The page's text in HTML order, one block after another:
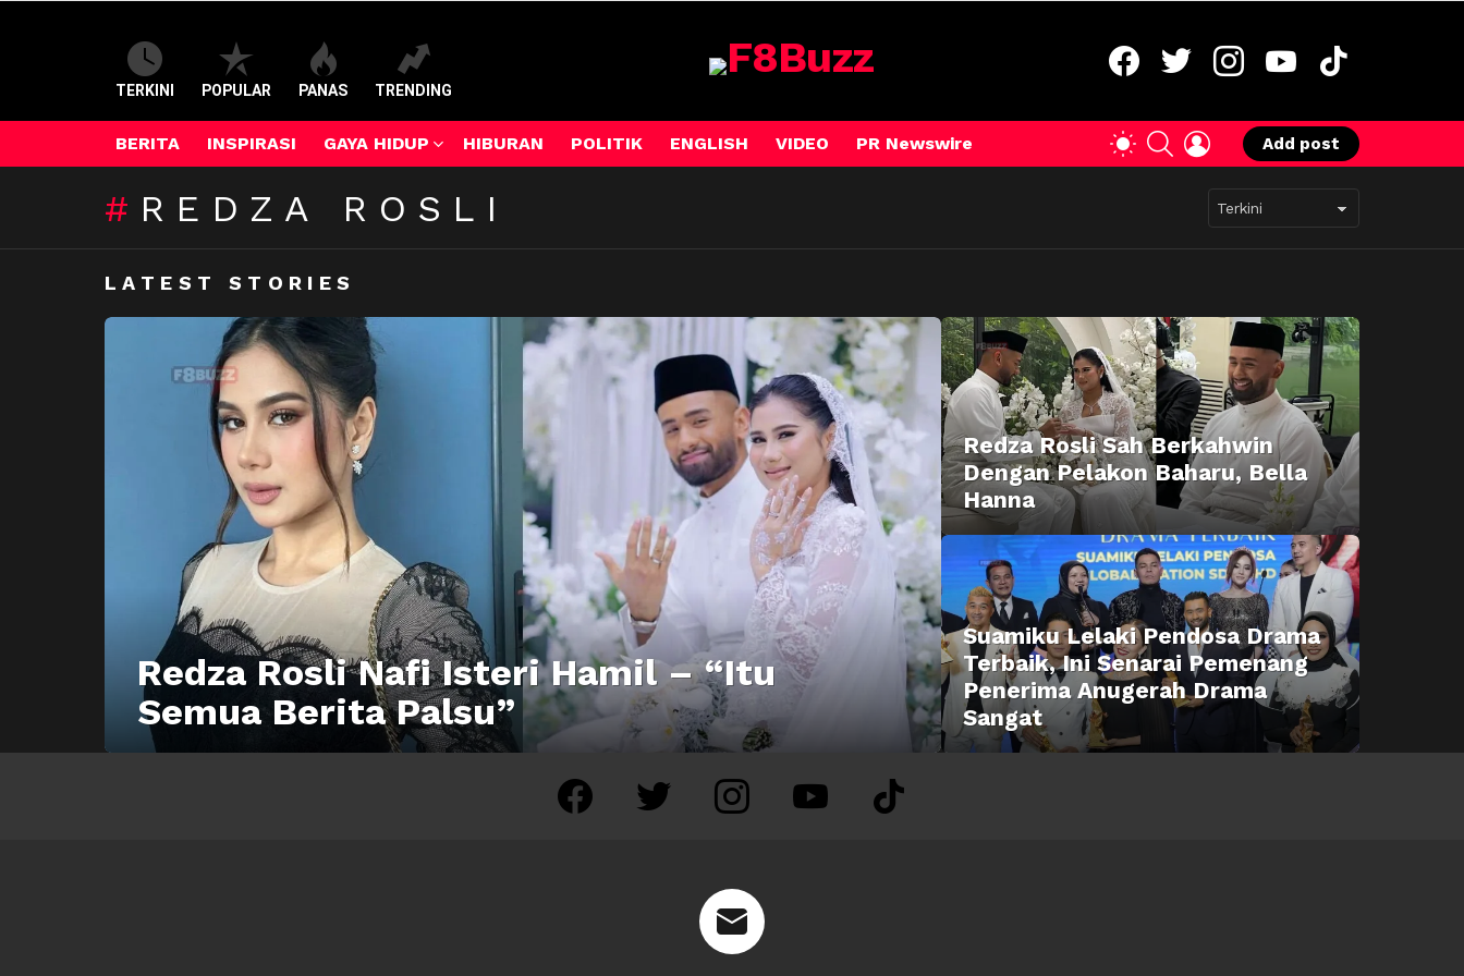
TERKINI POPULAR PANAS TRENDING
BERITA INSPIRASI GAYA HIDUP HIBURAN POLITIK ENGLISH VIDEO PR Newswire
SWITCHSEARCHLOGIN
Add post
REDZA ROSLI
LATEST STORIES
Redza Rosli Nafi Isteri Hamil – “Itu
Semua Berita Palsu”
Redza Rosli Sah Berkahwin
Dengan Pelakon Baharu, Bella
Hanna
Suamiku Lelaki Pendosa Drama
Terbaik, Ini Senarai Pemenang
Penerima Anugerah Drama
Sangat
facebook twitter instagram youtube tiktok